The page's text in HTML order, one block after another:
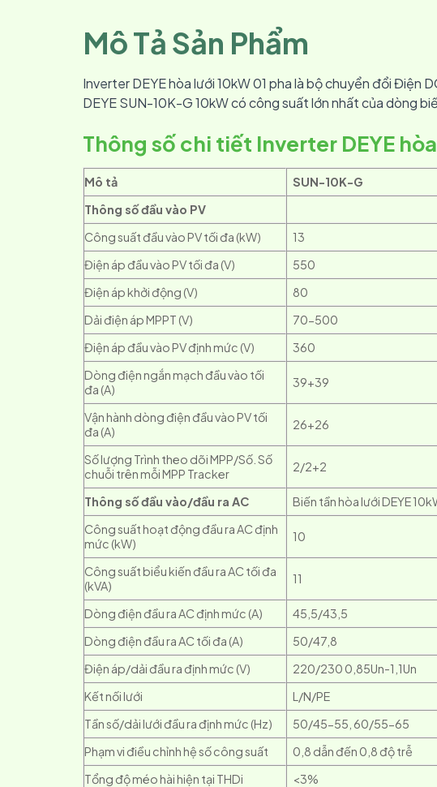
Mô Tả Sản Phẩm
Inverter DEYE hòa lưới 10kW 01 pha là bộ chuyển đổi Điện
DEYE SUN-10K-G 10kW có công suất lớn nhất của dòng
Thông số chi tiết Inverter DEYE
Mô tả
SUN-10K-G
Thông số đầu vào PV
Công suất đầu vào PV tối đa (kW)
13
Điện áp đầu vào PV tối đa (V)
550
Điện áp khởi động (V)
80
Dải điện áp MPPT (V)
70-500
Điện áp đầu vào PV định mức (V)
360
Dòng điện ngắn mạch đầu vào tối
đa (A)
39+39
Vận hành dòng điện đầu vào PV tối
đa (A)
26+26
Số lượng Trình theo dõi MPP/Số. Số
chuỗi trên mỗi MPP Tracker
2/2+2
Thông số đầu vào/đầu ra AC
Biến tần hòa lưới DEYE
Công suất hoạt động đầu ra AC định
mức (kW)
10
Công suất biểu kiến ​​đầu ra AC tối đa
(kVA)
11
Dòng điện đầu ra AC định mức (A)
45,5/43,5
Dòng điện đầu ra AC tối đa (A)
50/47,8
Điện áp/dải đầu ra định mức (V)
220/230 0,85Un-1,1Un
Kết nối lưới
L/N/PE
Tần số/dải lưới đầu ra định mức (Hz)
50/45-55, 60/55-65
Phạm vi điều chỉnh hệ số công suất
0,8 dẫn đến 0,8 độ trễ
Tổng độ méo hài hiện tại THDi
<3%